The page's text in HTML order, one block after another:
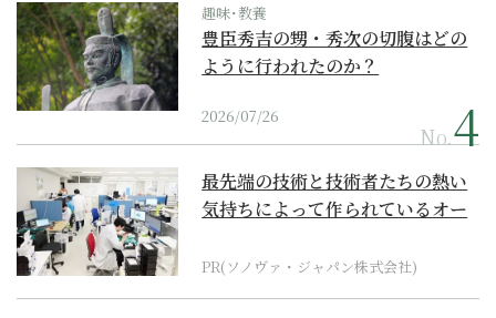
趣味･教養
豊臣秀吉の甥・秀次の切腹はどの
ように行われたのか？
2026/07/26
No.
最先端の技術と技術者たちの熱い
気持ちによって作られているオー
PR(ソノヴァ・ジャパン株式会社)